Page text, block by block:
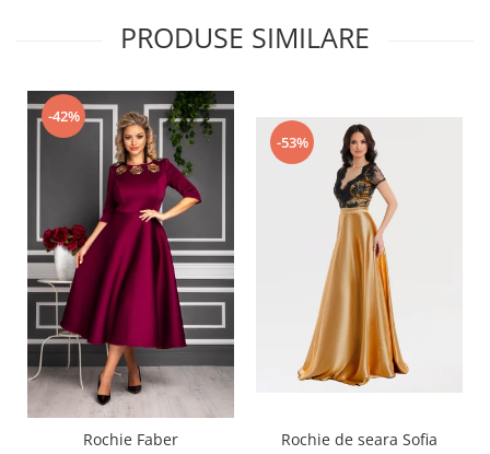
PRODUSE SIMILARE
-42%
Rochie Faber
-53%
Rochie de seara Sofia